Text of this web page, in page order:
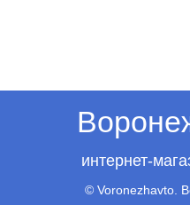
интернет-
© Voronezhavto.